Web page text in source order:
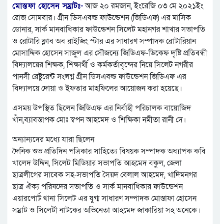
মোস্তফা হোসেন সম্রাটঃ-আজ ২০ রমজান, ইংরেজি ০৩ মে ২০২১ইং
রোজ সোমবার। গ্রীন ডিসএবল্ড ফাউন্ডেশন (জিডিএফ) এর মাসিক
ডোনার, সার্ক মানবাধিকার ফাউন্ডেশন সিলেট মহানগর শাখার সভাপতি
ও রোটারি ক্লাব অব রাইজিং স্টার এর সাধারণ সম্পাদক রোটারিয়ান
মোসাদ্দিক হোসেন সাজুল এর সৌজন্যে জিডিএফ-ডিকেফ দৃষ্টি প্রতিবন্ধী
বিদ্যালয়ের শিক্ষক, শিক্ষার্থী ও কর্মকর্তাবৃন্দের নিয়ে সিলেট নগরীর
পানসী রেষ্টুরেন্ট সংলগ্ন গ্রীন ডিসএবল্ড ফাউন্ডেশন জিডিএফ এর
বিদ্যালয়ে দোয়া ও ইফতার মাহফিলের আয়োজন করা হয়েছে।
এসময় উপস্থিত ছিলেন জিডিএফ এর নির্বাহী পরিচালক বায়োজিদ
খাঁন,ব্যাবস্তাপক মোঃ স্বপন আহমেদ ও শিক্ষিকা নমীতা রানী দে।
অন্যান্যদের মধ্যে যারা ছিলেন
দৈনিক শুভ প্রতিদিন পত্রিকার সাহিত্যে বিষয়ক সম্পাদক অধ্যাপক কবি
খালেদ উদ্দিন, সিলেট মিডিয়ার সভাপতি আহমেদ বকুল, জেলা
ছাত্রলীগের সাবেক সহ-সভাপতি সৈয়দ বেলাল আহমেদ, খাদিমনগর
ছাত্র ঐক্য পরিষদের সভাপতি ও সার্ক মানবাধিকার ফাউন্ডেশন
এয়ারপোর্ট থানা সিলেট এর যুগ্ম সাধারণ সম্পাদক মোস্তাফা হোসেন
সম্রাট ও সিলেটী নাটকের অভিনেতা আহমেদ জাকারিয়া সহ অনেকে।